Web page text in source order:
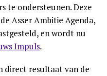
te ondersteunen. Deze
Asser Ambitie Agenda,
en wordt nu
Impuls.
direct resultaat van de